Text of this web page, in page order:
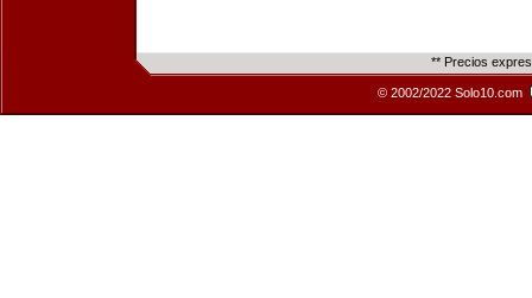
** Precios
© 2002/2022 Solo10.com